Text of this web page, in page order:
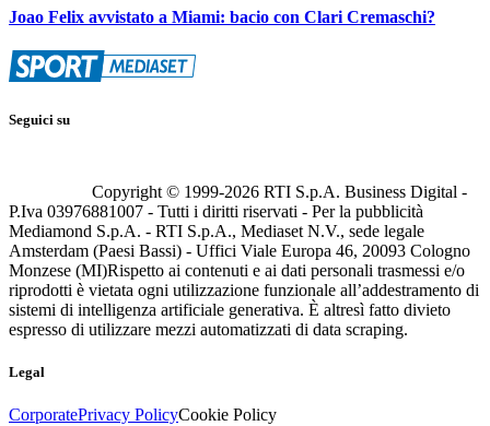
Joao Felix avvistato a Miami: bacio con Clari Cremaschi?
Seguici su
Copyright © 1999-2026 RTI S.p.A. Business Digital -
P.Iva 03976881007 - Tutti i diritti riservati - Per la pubblicità
Mediamond S.p.A. - RTI S.p.A., Mediaset N.V., sede legale
Amsterdam (Paesi Bassi) - Uffici Viale Europa 46, 20093 Cologno
Monzese (MI)Rispetto ai contenuti e ai dati personali trasmessi e/o
riprodotti è vietata ogni utilizzazione funzionale all’addestramento di
sistemi di intelligenza artificiale generativa. È altresì fatto divieto
espresso di utilizzare mezzi automatizzati di data scraping.
Legal
CorporatePrivacy PolicyCookie Policy